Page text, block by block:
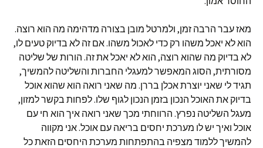
מאז עבר הרבה זמן, ולמרטל מובן בצורה מדהימה מה הוא רוצה.
הוא לא יאכל משהו רק כדי לאכול משהו. אם זה לא בדיוק טעים לו,
לא בדיוק מה שהוא רוצה, הוא לא יאכל את זה. הורות של שליטה
מסורתית, הסוג המאפשר למעגלי החברות והשליטה להמשיך,
תגיד לי שאני יוצרת אכלן בררן. מה שאני רואה הוא שהוא אוכל
בדיוק את האוכל הנכון בזמן הנכון לגוף שלו. לפחות בקשר למזון,
מעגל השליטה נפרץ. הרווחתי מכך שאני רואה איך הוא חי עם
אוכל ואיך יש לו מערכת יחסים בריאה עם אוכל. אני מקווה
להמשיך ללמוד מצפיה בהתפתחות מערכת היחסים הזאת כל